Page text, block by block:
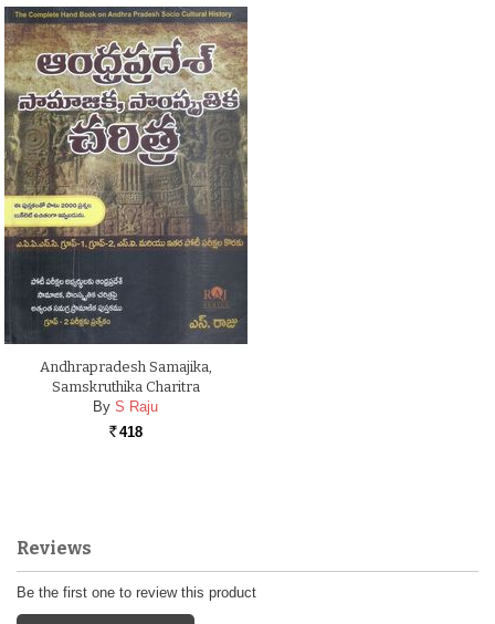
Andhrapradesh Samajika,
Samskruthika Charitra
By S Raju
Rs. 418
Reviews
Be the first one to review this product